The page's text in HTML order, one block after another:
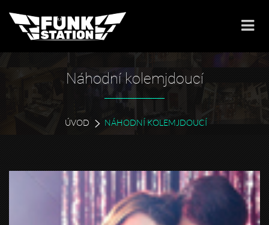
Náhodní kolemjdoucí
ÚVOD NÁHODNÍ KOLEMJDOUCÍ